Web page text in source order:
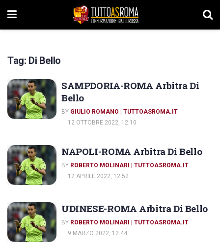
Tag: Di Bello
SAMPDORIA-ROMA Arbitra Di
Bello
BY GIULIO ROMANO | TUTTOASROMA.IT
12 OTTOBRE 2022, 12:10
NAPOLI-ROMA Arbitra Di Bello
BY ROBERTO MOLINARI | TUTTOASROMA.IT
12 APRILE 2022, 12:52
UDINESE-ROMA Arbitra Di Bello
BY ROBERTO MOLINARI | TUTTOASROMA.IT
9 MARZO 2022, 12:44